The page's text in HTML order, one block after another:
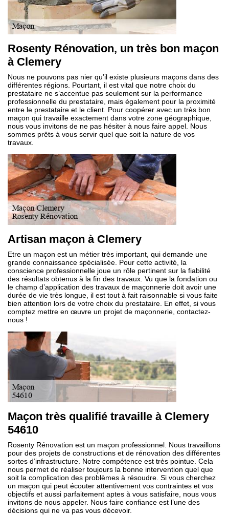
Rosenty Rénovation, un très bon maçon
à Clemery
Nous ne pouvons pas nier qu’il existe plusieurs maçons dans des
différentes régions. Pourtant, il est vital que notre choix du
prestataire ne s’accentue pas seulement sur la performance
professionnelle du prestataire, mais également pour la proximité
entre le prestataire et le client. Pour coopérer avec un très bon
maçon qui travaille exactement dans votre zone géographique,
nous vous invitons de ne pas hésiter à nous faire appel. Nous
sommes prêts à vous servir quel que soit la nature de vos
travaux.
Artisan maçon à Clemery
Etre un maçon est un métier très important, qui demande une
grande connaissance spécialisée. Pour cette activité, la
conscience professionnelle joue un rôle pertinent sur la fiabilité
des résultats obtenus à la fin des travaux. Vu que la fondation ou
le champ d’application des travaux de maçonnerie doit avoir une
durée de vie très longue, il est tout à fait raisonnable si vous faite
bien attention lors de votre choix du prestataire. En effet, si vous
comptez mettre en œuvre un projet de maçonnerie, contactez-
nous !
Maçon très qualifié travaille à Clemery
54610
Rosenty Rénovation est un maçon professionnel. Nous travaillons
pour des projets de constructions et de rénovation des différentes
sortes d’infrastructure. Notre compétence est très pointue. Cela
nous permet de réaliser toujours la bonne intervention quel que
soit la complication des problèmes à résoudre. Si vous cherchez
un maçon qui peut écouter attentivement vos contraintes et vos
objectifs et aussi parfaitement aptes à vous satisfaire, nous vous
invitons de nous appeler. Nous faire confiance est l’une des
décisions qui ne va pas vous décevoir.